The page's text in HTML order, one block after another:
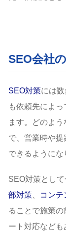
被リン
悪質な
サービ
契約期
SEO対策
都道府
まとめ
SEO会社
SEO対策には
も依頼先によ
ます。どのよ
で、営業時や
できるようにな
SEO対策とし
部対策
コンテ
ることで施策
ート対応など